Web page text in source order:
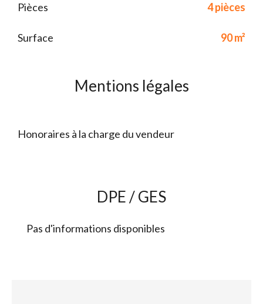
Pièces 4 pièces
Surface 90 m²
Mentions légales
Honoraires à la charge du vendeur
DPE / GES
Pas d'informations disponibles